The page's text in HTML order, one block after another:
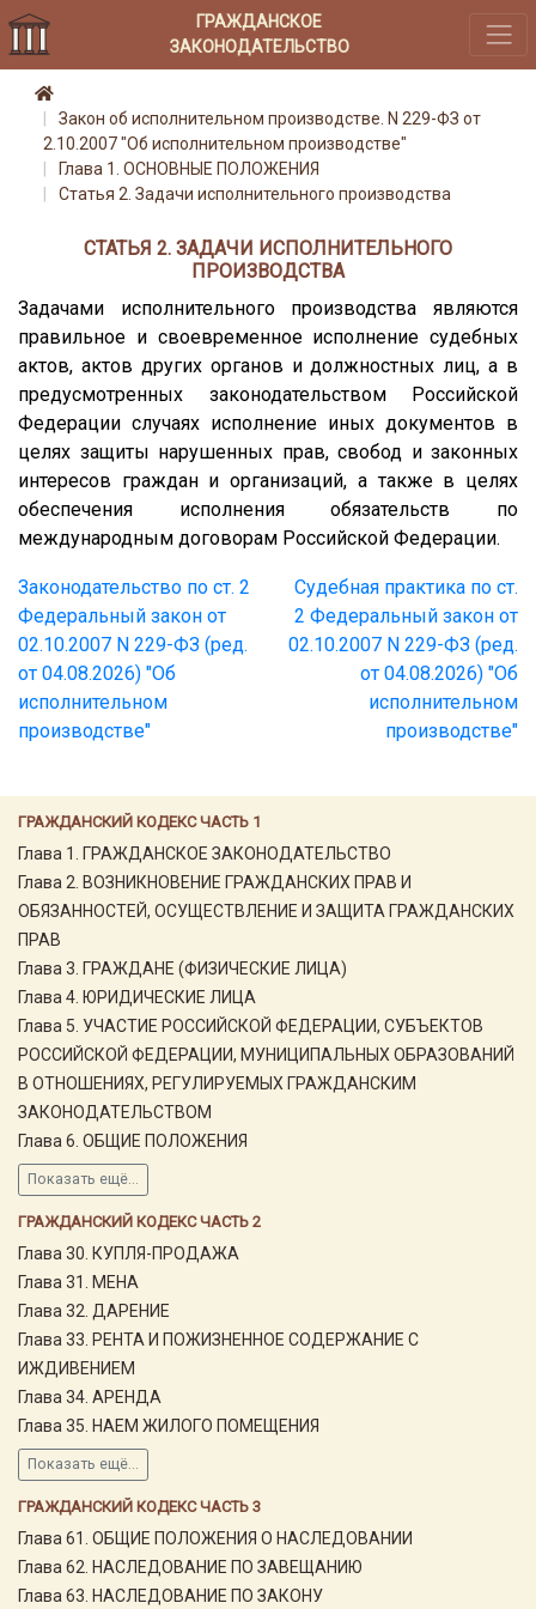
ГРАЖДАНСКОЕ
ЗАКОНОДАТЕЛЬСТВО
ГРАЖДАНСКИЙ КОДЕКС ЧАСТЬ 1
Глава 1. ГРАЖДАНСКОЕ ЗАКОНОДАТЕЛЬСТВО
Глава 2. ВОЗНИКНОВЕНИЕ ГРАЖДАНСКИХ ПРАВ И
ОБЯЗАННОСТЕЙ, ОСУЩЕСТВЛЕНИЕ И ЗАЩИТА ГРАЖДАНСКИХ
ПРАВ
Глава 3. ГРАЖДАНЕ (ФИЗИЧЕСКИЕ ЛИЦА)
Глава 4. ЮРИДИЧЕСКИЕ ЛИЦА
Глава 5. УЧАСТИЕ РОССИЙСКОЙ ФЕДЕРАЦИИ, СУБЪЕКТОВ
РОССИЙСКОЙ ФЕДЕРАЦИИ, МУНИЦИПАЛЬНЫХ ОБРАЗОВАНИЙ
В ОТНОШЕНИЯХ, РЕГУЛИРУЕМЫХ ГРАЖДАНСКИМ
ЗАКОНОДАТЕЛЬСТВОМ
Глава 6. ОБЩИЕ ПОЛОЖЕНИЯ
Показать ещё...
ГРАЖДАНСКИЙ КОДЕКС ЧАСТЬ 2
Глава 30. КУПЛЯ-ПРОДАЖА
Глава 31. МЕНА
Глава 32. ДАРЕНИЕ
Глава 33. РЕНТА И ПОЖИЗНЕННОЕ СОДЕРЖАНИЕ С
ИЖДИВЕНИЕМ
Глава 34. АРЕНДА
Глава 35. НАЕМ ЖИЛОГО ПОМЕЩЕНИЯ
Показать ещё...
ГРАЖДАНСКИЙ КОДЕКС ЧАСТЬ 3
Глава 61. ОБЩИЕ ПОЛОЖЕНИЯ О НАСЛЕДОВАНИИ
Глава 62. НАСЛЕДОВАНИЕ ПО ЗАВЕЩАНИЮ
Глава 63. НАСЛЕДОВАНИЕ ПО ЗАКОНУ
Закон об исполнительном производстве. N 229-ФЗ от
2.10.2007 "Об исполнительном производстве"
Глава 1. ОСНОВНЫЕ ПОЛОЖЕНИЯ
Статья 2. Задачи исполнительного производства
СТАТЬЯ 2. ЗАДАЧИ ИСПОЛНИТЕЛЬНОГО
ПРОИЗВОДСТВА
Задачами исполнительного производства являются
правильное и своевременное исполнение судебных
актов, актов других органов и должностных лиц, а в
предусмотренных законодательством Российской
Федерации случаях исполнение иных документов в
целях защиты нарушенных прав, свобод и законных
интересов граждан и организаций, а также в целях
обеспечения исполнения обязательств по
международным договорам Российской Федерации.
Законодательство по ст. 2
Федеральный закон от
02.10.2007 N 229-ФЗ (ред.
от 04.08.2026) "Об
исполнительном
производстве"
Судебная практика по ст.
2 Федеральный закон от
02.10.2007 N 229-ФЗ (ред.
от 04.08.2026) "Об
исполнительном
производстве"